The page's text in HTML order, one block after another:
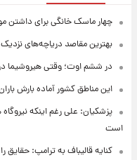
چهار ماسک خانگی برای داشتن
بهترین مقاصد دریاچه‌های
در ششم اوت؛ وقتی هیروشیما
این مناطق کشور آماده بارش
پزشکیان: علی رغم اینکه
است
کنایه قالیباف به ترامپ: